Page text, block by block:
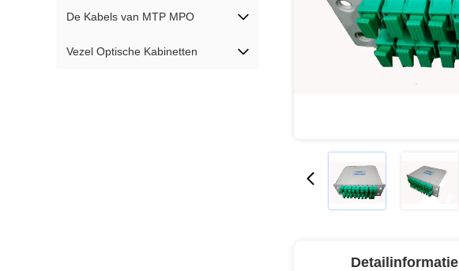
De Kabels van MTP MPO
Vezel Optische Kabinetten
Detailinformatie